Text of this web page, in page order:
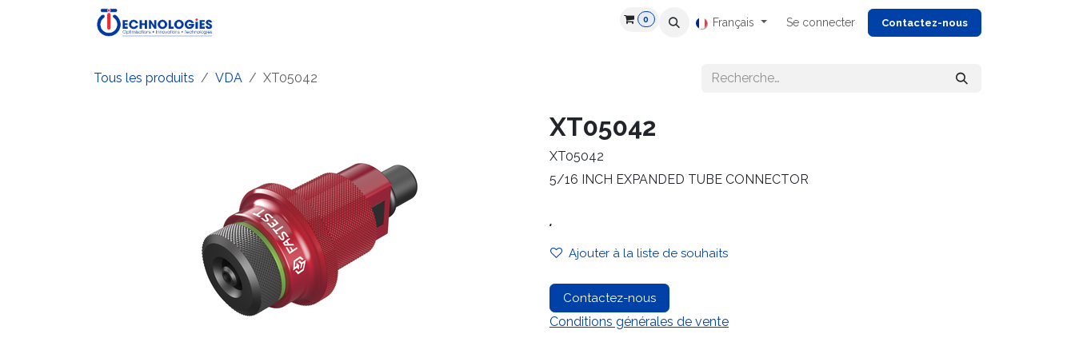
Se rendre au contenu
Recrutement Ressources
0 Français Se connecter Contactez-nous
Tous les produits VDA XT05042
XT05042
XT05042
5/16 INCH EXPANDED TUBE CONNECTOR
.
Ajouter à la liste de souhaits
Contactez-nous
Conditions générales de vente